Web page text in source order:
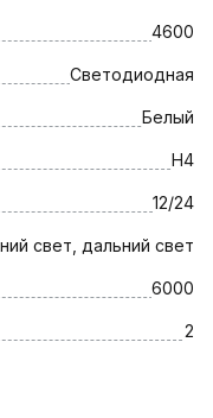
4600
Светодиодная
Белый
H4
12/24
свет, дальний свет
6000
2